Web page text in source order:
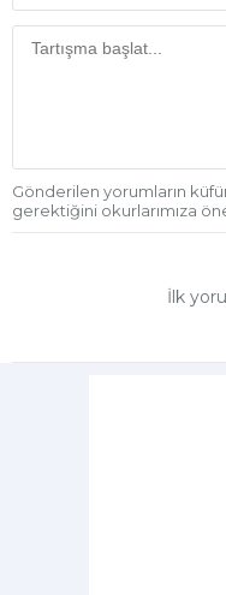
Gönderilen yorumların
gerektiğini okurlarımıza
İlk